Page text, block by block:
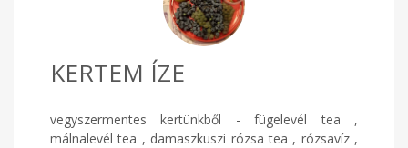
KERTEM ÍZE
vegyszermentes kertünkből - fügelevél tea ,
málnalevél tea , damaszkuszi rózsa tea , rózsavíz ,